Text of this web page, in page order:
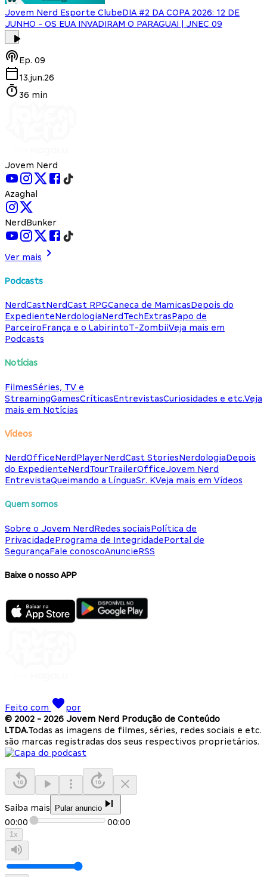
Jovem Nerd Esporte ClubeDIA #2 DA COPA 2026: 12 DE
JUNHO - OS EUA INVADIRAM O PARAGUAI | JNEC 09
Ep. 09
13.jun.26
36 min
Jovem Nerd
Azaghal
NerdBunker
Ver mais
Podcasts
NerdCastNerdCast RPGCaneca de MamicasDepois do
ExpedienteNerdologiaNerdTechExtrasPapo de
ParceiroFrança e o LabirintoT-ZombiiVeja mais em
Podcasts
Notícias
FilmesSéries, TV e
StreamingGamesCríticasEntrevistasCuriosidades e etc.Veja
mais em Notícias
Vídeos
NerdOfficeNerdPlayerNerdCast StoriesNerdologiaDepois
do ExpedienteNerdTourTrailerOfficeJovem Nerd
EntrevistaQueimando a LínguaSr. KVeja mais em Vídeos
Quem somos
Sobre o Jovem NerdRedes sociaisPolítica de
PrivacidadePrograma de IntegridadePortal de
SegurançaFale conoscoAnuncieRSS
Baixe o nosso APP
Feito com
por
© 2002 - 2026 Jovem Nerd Produção de Conteúdo
LTDA.Todas as imagens de filmes, séries, redes sociais e etc.
são marcas registradas dos seus respectivos proprietários.
Saiba mais Pular anuncio
00:00 00:00
1x